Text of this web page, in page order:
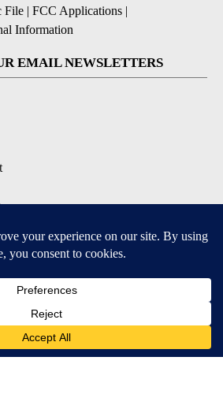
File | FCC Applications |
Information
EMAIL NEWSLETTERS
for iOS and Android